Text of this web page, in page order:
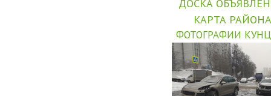
ДОСКА
КАРТА РАЙОНА
ФОТОГРАФИИ